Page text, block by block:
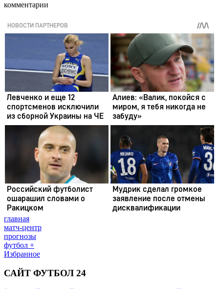
комментарии
главная
матч-центр
прогнозы
футбол +
Избранное
САЙТ ФУТБОЛ 24